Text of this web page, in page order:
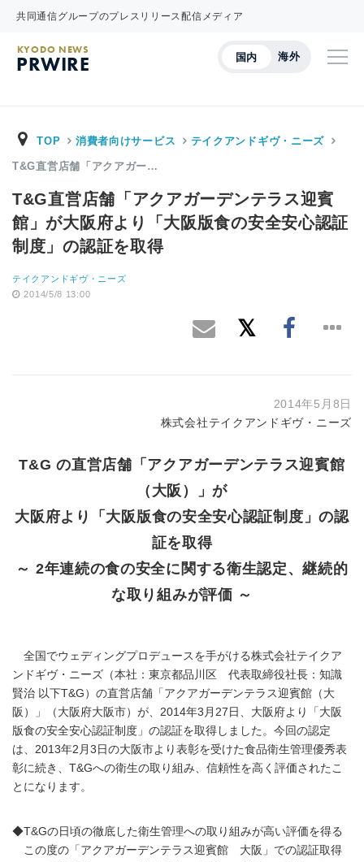
共同通信グループのプレスリリース配信メディア
国内 海外
KYODO NEWS
PRWIRE
TOP 消費者向けサービス テイクアンドギヴ・ニーズ
T&G直営店舗「アクアガー…
T&G直営店舗「アクアガーデンテラス迎賓
館」が大阪府より「大阪版食の安全安心認証
制度」の認証を取得
テイクアンドギヴ・ニーズ
2014/5/8 13:00
2014年5月8日
株式会社テイクアンドギヴ・ニーズ
T&G の直営店舗「アクアガーデンテラス迎賓館
（大阪）」が
大阪府より「大阪版食の安全安心認証制度」の認
証を取得
～ 2年連続の食の安全に関する衛生認定、継続的
な取り組みが評価 ～
全国でウェディングプロデュースを手がける株式会社テイクア
ンドギヴ・ニーズ（本社：東京都品川区 代表取締役社長：知識
賢治 以下T&G）の直営店舗「アクアガーデンテラス迎賓館（大
阪）」（大阪府大阪市）が、2014年3月27日、大阪府より「大阪
版食の安全安心認証制度」の認証を取得しました。今回の認定
は、2013年2月3日の大阪市より表彰を受けた食品衛生管理優秀表
彰に続き、T&Gへの衛生の取り組み、信頼性を高く評価されたこ
とになります。
◆T&Gの日頃の徹底した衛生管理への取り組みが高い評価を得る
この度の「アクアガーデンテラス迎賓館 大阪」での認証取得